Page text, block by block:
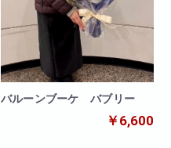
バルーンブーケ バブリー
￥6,600